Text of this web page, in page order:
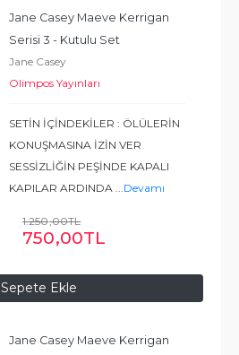
Sepete Ekle
Jane Casey Maeve Kerrigan
Serisi 3 - Kutulu Set
Jane Casey
Olimpos Yayınları
SETİN İÇİNDEKİLER : ÖLÜLERİN
KONUŞMASINA İZİN VER
SESSİZLİĞİN PEŞİNDE KAPALI
KAPILAR ARDINDA...Devamı
1.250,00TL
750,00TL
Jane Casey Maeve Kerrigan